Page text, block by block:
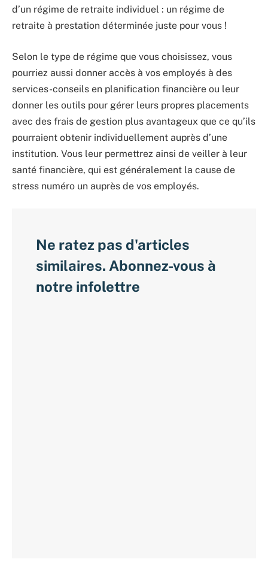
d’un régime de retraite individuel : un régime de
retraite à prestation déterminée juste pour vous !
Selon le type de régime que vous choisissez, vous
pourriez aussi donner accès à vos employés à des
services-conseils en planification financière ou leur
donner les outils pour gérer leurs propres placements
avec des frais de gestion plus avantageux que ce qu’ils
pourraient obtenir individuellement auprès d’une
institution. Vous leur permettrez ainsi de veiller à leur
santé financière, qui est généralement la cause de
stress numéro un auprès de vos employés.
Ne ratez pas d'articles
similaires. Abonnez-vous à
notre infolettre